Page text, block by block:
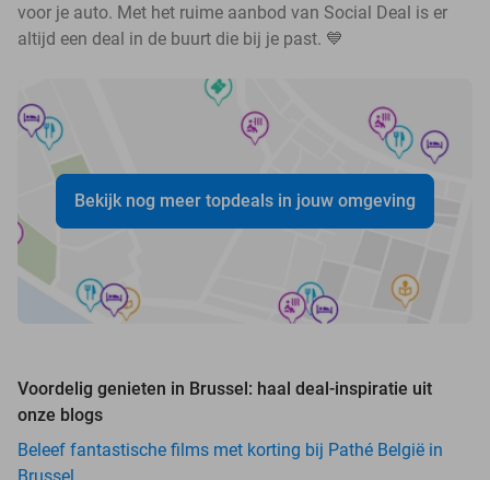
voor je auto. Met het ruime aanbod van Social Deal is er
altijd een deal in de buurt die bij je past. 💙
Bekijk nog meer topdeals in jouw omgeving
Voordelig genieten in Brussel: haal deal-inspiratie uit
onze blogs
Beleef fantastische films met korting bij Pathé België in
Brussel